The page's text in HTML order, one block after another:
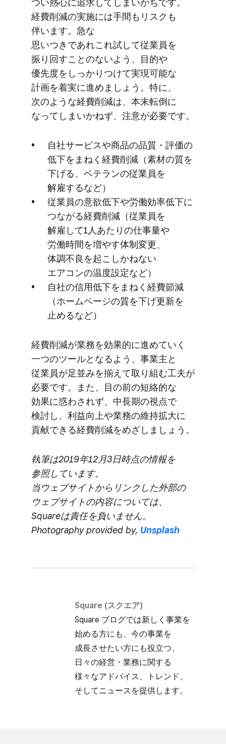
つい​熱心に​追求してしまいがちです。​
経費削減の​実施には​手間も​リスクも​
伴います。​急な​
思いつきであれこれ試して​従業員を​
振り回すことの​ないよう、​目的や​
優先度を​しっかりつけて​実現可能な​
計画を​着実に​進めましょう。​特に、​
次のような​経費削減は、​本末転倒に​
なってしまいか​ねず、​注意が​必要です。
自社サービスや​商品の​品質・評価の​
低下を​まねく​経費削減​（素材の​質を​
下げる、​ベテランの​従業員を​
解雇するなど）
従業員の​意欲低下や​労働効率低下に​
つながる​経費削減​（従業員を​
解雇して​1人あたりの​仕事量や​
労働時間を​増やす体制変更、​
体調不良を​起こしかねない​
エアコンの​温度設定など）
自社の​信用低下を​まねく​経費節減​
（ホームページの​質を​下げ更新を​
止めるなど）
経費削減が​業務を​効果的に​進めていく​
一つの​ツールと​なるよう、​事業主と​
従業員が​足並みを​揃えて​取り組む工夫が​
必要です。​また、​目の前の​短絡的な​
効果に​惑わされず、​中長期の​視点で​
検討し、​利益向上や​業務の​維持拡大に​
貢献できる​経費削減を​めざしましょう。
執筆は​2019年12月3日時点の​情報を​
参照しています。
当ウェブサイトから​リンクした​外部の​
ウェブサイトの​内容に​ついては、​
Squareは​責任を​負いません。
Photography provided by, Unsplash
Square (スクエア)
Square ブログでは​新しく​事業を​
始める方にも、​今の​事業を​
成長させたい方にも​役立つ、​
日々の​経営・業務に​関する​
様々な​アドバイス、​トレンド、​
そして​ニュースを​提供します。